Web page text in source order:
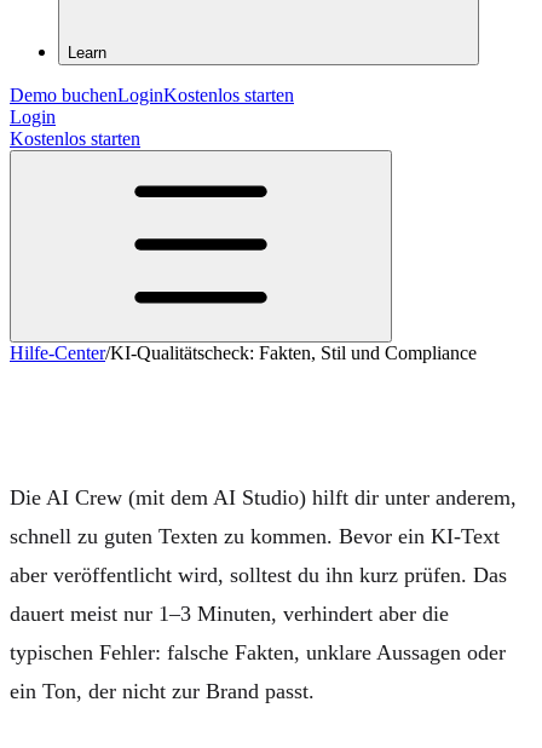
Learn
Demo buchenLoginKostenlos starten
Login
Kostenlos starten
Hilfe-Center/KI-Qualitätscheck: Fakten, Stil und Compliance
Die AI Crew (mit dem AI Studio) hilft dir unter anderem,
schnell zu guten Texten zu kommen. Bevor ein KI-Text
aber veröffentlicht wird, solltest du ihn kurz prüfen. Das
dauert meist nur 1–3 Minuten, verhindert aber die
typischen Fehler: falsche Fakten, unklare Aussagen oder
ein Ton, der nicht zur Brand passt.